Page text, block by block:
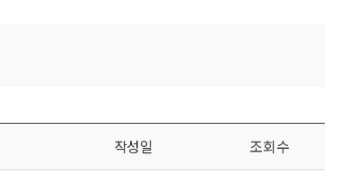
작성일 조회수